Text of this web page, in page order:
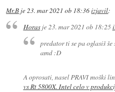
Mr.B je23. mar 2021 ob 18:36izjavil:
Horasje23. mar 2021 ob 18:25
predator ti se pa oglasiš
amd :D
A oprosati, nasel PRAVI moški
vs Rt 5800X. Intel celo v